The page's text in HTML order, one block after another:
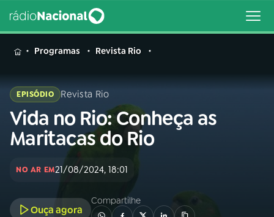
MENU
Buscar
na
Rádio
Buscar
Programas Revista Rio
EPISÓDIO Revista Rio
Vida no Rio: Conheça as
Maritacas do Rio
NO AR EM21/08/2024, 18:01
Ouça agora
Compartilhe